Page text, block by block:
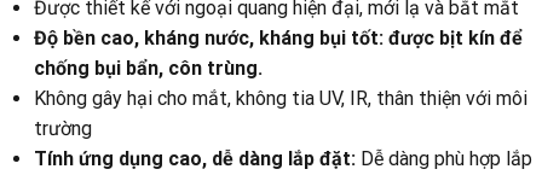
Được thiết kế với ngoại quang hiện đại, mới lạ và bắt mắt
Độ bền cao, kháng nước, kháng bụi tốt: được bịt kín để
chống bụi bẩn, côn trùng.
Không gây hại cho mắt, không tia UV, IR, thân thiện với môi
trường
Tính ứng dụng cao, dễ dàng lắp đặt: Dễ dàng phù hợp lắp